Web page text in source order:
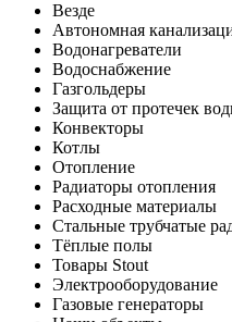
Везде
Автономная
Водонагреватели
Водоснабжение
Газгольдеры
Защита от протечек
Конвекторы
Котлы
Отопление
Радиаторы отопления
Расходные материалы
Стальные трубчатые
Тёплые полы
Товары Stout
Электрооборудование
Газовые генераторы